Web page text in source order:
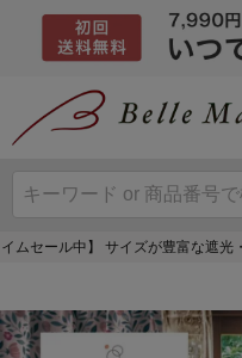
ムセール中】 サイズが豊富な遮光